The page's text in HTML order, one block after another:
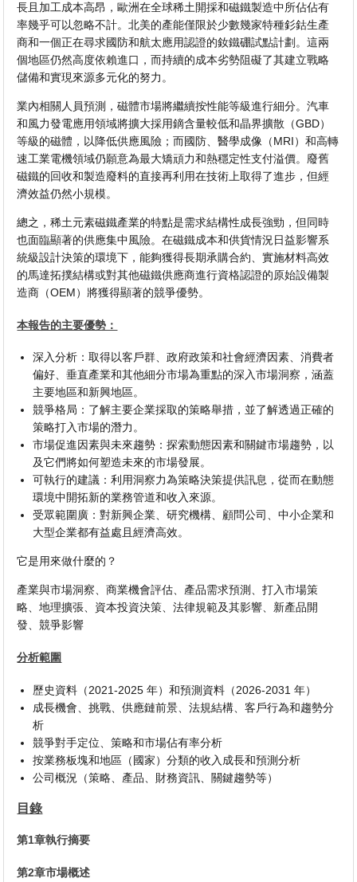
長且加工成本高昂，歐洲在全球稀土開採和磁鐵製造中所佔佔有
率幾乎可以忽略不計。北美的產能僅限於少數幾家特種釤鈷生產
商和一個正在尋求國防和航太應用認證的釹鐵硼試點計劃。這兩
個地區仍然高度依賴進口，而持續的成本劣勢阻礙了其建立戰略
儲備和實現來源多元化的努力。
業內相關人員預測，磁體市場將繼續按性能等級進行細分。汽車
和風力發電應用領域將擴大採用鏑含量較低和晶界擴散（GBD）
等級的磁體，以降低供應風險；而國防、醫學成像（MRI）和高轉
速工業電機領域仍願意為最大矯頑力和熱穩定性支付溢價。廢舊
磁鐵的回收和製造廢料的直接再利用在技術上取得了進步，但經
濟效益仍然小規模。
總之，稀土元素磁鐵產業的特點是需求結構性成長強勁，但同時
也面臨顯著的供應集中風險。在磁鐵成本和供貨情況日益影響系
統級設計決策的環境下，能夠獲得長期承購合約、實施材料高效
的馬達拓撲結構或對其他磁鐵供應商進行資格認證的原始設備製
造商（OEM）將獲得顯著的競爭優勢。
本報告的主要優勢：
深入分析：取得以客戶群、政府政策和社會經濟因素、消費者
偏好、垂直產業和其他細分市場為重點的深入市場洞察，涵蓋
主要地區和新興地區。
競爭格局：了解主要企業採取的策略舉措，並了解透過正確的
策略打入市場的潛力。
市場促進因素與未來趨勢：探索動態因素和關鍵市場趨勢，以
及它們將如何塑造未來的市場發展。
可執行的建議：利用洞察力為策略決策提供訊息，從而在動態
環境中開拓新的業務管道和收入來源。
受眾範圍廣：對新興企業、研究機構、顧問公司、中小企業和
大型企業都有益處且經濟高效。
它是用來做什麼的？
產業與市場洞察、商業機會評估、產品需求預測、打入市場策
略、地理擴張、資本投資決策、法律規範及其影響、新產品開
發、競爭影響
分析範圍
歷史資料（2021-2025 年）和預測資料（2026-2031 年）
成長機會、挑戰、供應鏈前景、法規結構、客戶行為和趨勢分
析
競爭對手定位、策略和市場佔有率分析
按業務板塊和地區（國家）分類的收入成長和預測分析
公司概況（策略、產品、財務資訊、關鍵趨勢等）
目錄
第1章執行摘要
第2章市場概述